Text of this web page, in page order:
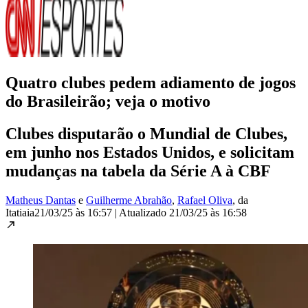
Quatro clubes pedem adiamento de jogos
do Brasileirão; veja o motivo
Clubes disputarão o Mundial de Clubes,
em junho nos Estados Unidos, e solicitam
mudanças na tabela da Série A à CBF
Matheus Dantas e Guilherme Abrahão, Rafael Oliva, da
Itatiaia21/03/25 às 16:57 | Atualizado 21/03/25 às 16:58